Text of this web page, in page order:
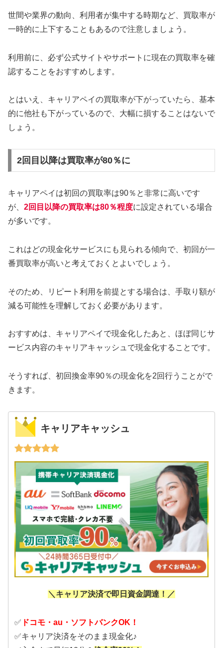
世間や業界の動向、利用者が集中する時期など、買取率が
一時的に上下することもあるので注意しましょう。
利用前に、必ず公式サイトやサポートに現在の買取率を確
認することをおすすめします。
とはいえ、キャリアペイの買取率が下がっていたら、基本
的に他社も下がっているので、大幅に損することはないで
しょう。
2回目以降は買取率が80％に
キャリアペイは初回の買取率は90％と非常に高いです
が、 2回目以降の買取率は80％程度に設定されている場合
が多いです。
これはどの現金化サービスにも見られる傾向で、初回が一
番買取率が高いと考えておくとよいでしょう。
そのため、リピート利用を前提とする場合は、手取り額が
減る可能性を理解しておく必要があります。
おすすめは、キャリアペイで現金化したあと、ほぼ同じサ
ービス内容のキャリアキャッシュで現金化することです。
そうすれば、初回換金率90％の現金化を2回行うことがで
きます。
キャリアキャッシュ
＼キャリア決済で即日資金調達！／
✅ ドコモ・au・ソフトバンクOK！
✅キャリア決済をそのまま現金化♪